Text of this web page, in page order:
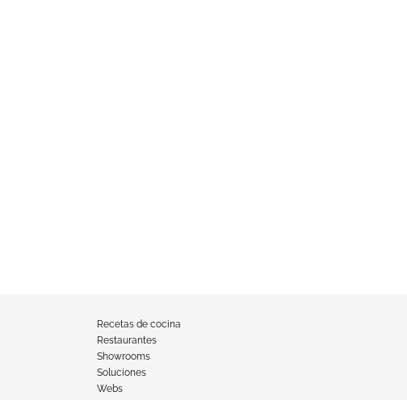
Recetas de cocina
Restaurantes
Showrooms
Soluciones
Webs